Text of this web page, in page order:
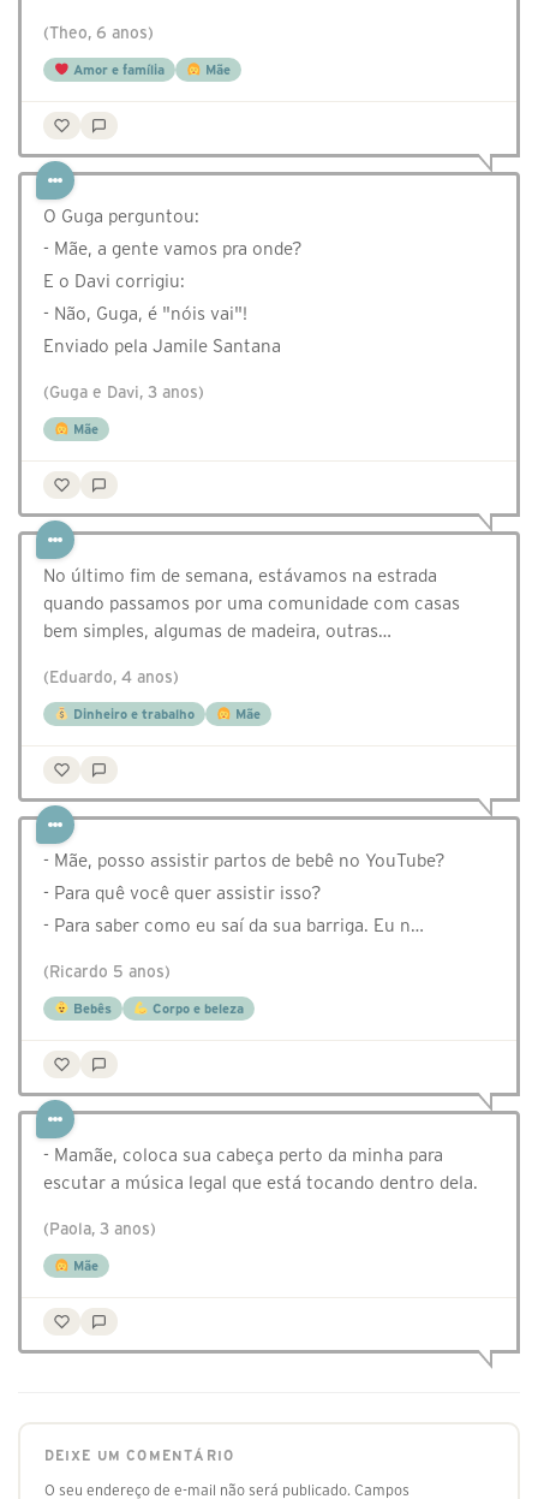
(Theo, 6 anos)
Amor e família Mãe
O Guga perguntou:
- Mãe, a gente vamos pra onde?
E o Davi corrigiu:
- Não, Guga, é "nóis vai"!
Enviado pela Jamile Santana
(Guga e Davi, 3 anos)
Mãe
No último fim de semana, estávamos na estrada
quando passamos por uma comunidade com casas
bem simples, algumas de madeira, outras…
(Eduardo, 4 anos)
Dinheiro e trabalho Mãe
- Mãe, posso assistir partos de bebê no YouTube?
- Para quê você quer assistir isso?
- Para saber como eu saí da sua barriga. Eu n…
(Ricardo 5 anos)
Bebês Corpo e beleza
- Mamãe, coloca sua cabeça perto da minha para
escutar a música legal que está tocando dentro dela.
(Paola, 3 anos)
Mãe
DEIXE UM COMENTÁRIO
O seu endereço de e-mail não será publicado. Campos